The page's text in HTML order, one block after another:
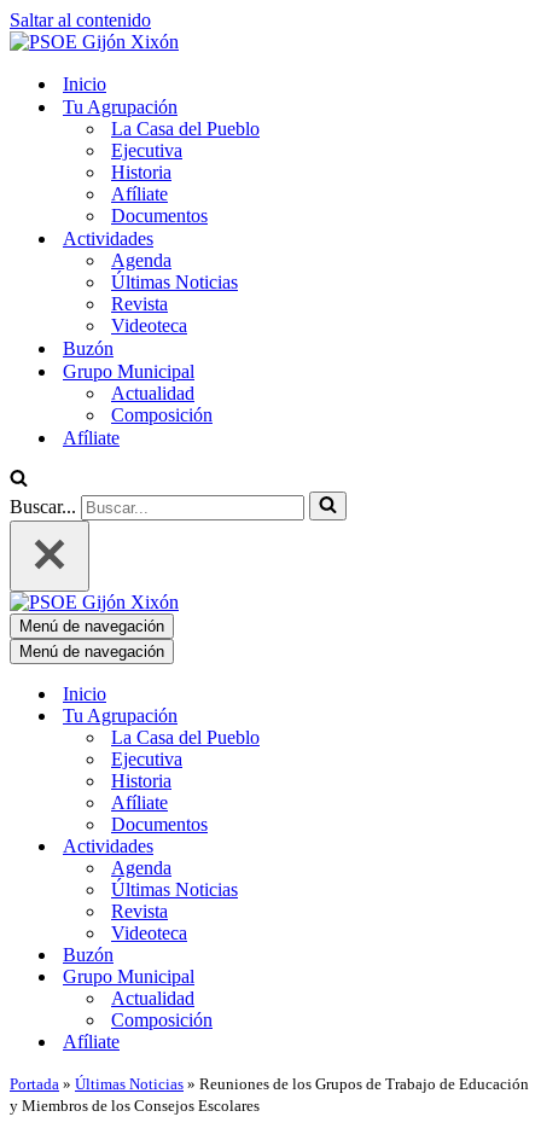
Saltar al contenido
Inicio
Tu Agrupación
La Casa del Pueblo
Ejecutiva
Historia
Afíliate
Documentos
Actividades
Agenda
Últimas Noticias
Revista
Videoteca
Buzón
Grupo Municipal
Actualidad
Composición
Afíliate
Buscar...
Menú de navegación
Menú de navegación
Inicio
Tu Agrupación
La Casa del Pueblo
Ejecutiva
Historia
Afíliate
Documentos
Actividades
Agenda
Últimas Noticias
Revista
Videoteca
Buzón
Grupo Municipal
Actualidad
Composición
Afíliate
Portada » Últimas Noticias » Reuniones de los Grupos de Trabajo de Educación
y Miembros de los Consejos Escolares